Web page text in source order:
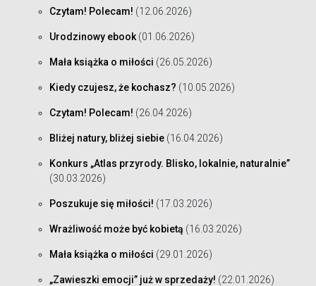
Czytam! Polecam! (12.06.2026)
Urodzinowy ebook (01.06.2026)
Mała książka o miłości (26.05.2026)
Kiedy czujesz, że kochasz? (10.05.2026)
Czytam! Polecam! (26.04.2026)
Bliżej natury, bliżej siebie (16.04.2026)
Konkurs „Atlas przyrody. Blisko, lokalnie, naturalnie”
(30.03.2026)
Poszukuje się miłości! (17.03.2026)
Wrażliwość może być kobietą (16.03.2026)
Mała książka o miłości (29.01.2026)
„Zawieszki emocji” już w sprzedaży! (22.01.2026)